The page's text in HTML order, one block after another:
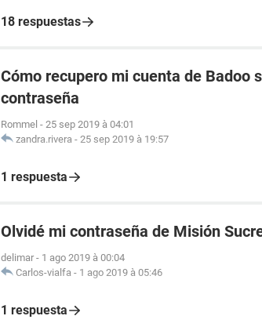
18 respuestas
Cómo recupero mi cuenta de Badoo
contraseña
Rommel - 25 sep 2019 à 04:01
zandra.rivera - 25 sep 2019 à 19:57
1 respuesta
Olvidé mi contraseña de Misión
delimar - 1 ago 2019 à 00:04
Carlos-vialfa - 1 ago 2019 à 05:46
1 respuesta